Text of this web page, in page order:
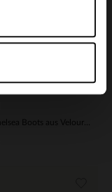
Braune Chelsea Boots aus Veloursleder